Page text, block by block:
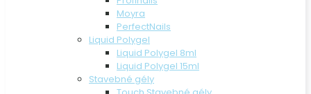
Moyra
PerfectNails
Liquid Polygel
Liquid Polygel 8ml
Liquid Polygel 15ml
Stavebné gély